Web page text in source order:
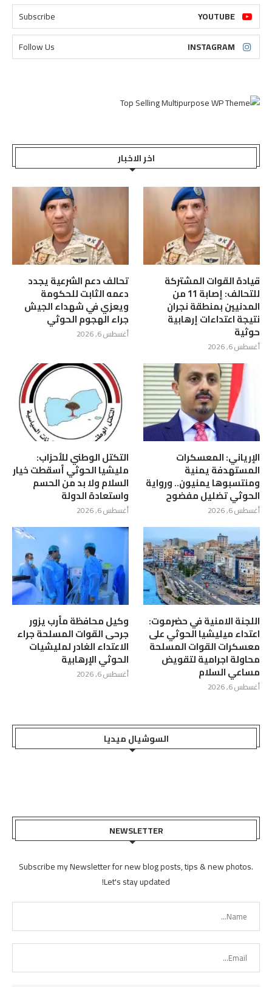
YOUTUBE
Subscribe
INSTAGRAM
Follow Us
اخر الاخبار
قيادة القوات المشتركة
للتحالف: إصابة 11 من
المدنيين بمنطقة نجران
نتيجة اعتداءات إرهابية
حوثية
أغسطس 6, 2026
تحالف دعم الشرعية يجدد
دعمه الثابت للحكومة
ويعزي في شهداء الجيش
جراء الهجوم الحوثي
أغسطس 6, 2026
الإرياني: المعسكرات
المستهدفة يمنية
ومنتسبوها يمنيون.. ورواية
الحوثي تضليل مفضوح
أغسطس 6, 2026
التكتل الوطني للأحزاب:
مليشيا الحوثي أسقطت خيار
السلام ولا بد من الحسم
واستعادة الدولة
أغسطس 6, 2026
اللجنة الامنية في حضرموت:
اعتداء ميليشيا الحوثي على
معسكرات القوات المسلحة
محاولة اجرامية لتقويض
مساعي السلام
أغسطس 6, 2026
وكيل محافظة مأرب يزور
جرحى القوات المسلحة جراء
الاعتداء الغادر لمليشيات
الحوثي الإرهابية
أغسطس 6, 2026
السوشيال ميديا
NEWSLETTER
Subscribe my Newsletter for new blog posts, tips & new photos.
Let's stay updated!